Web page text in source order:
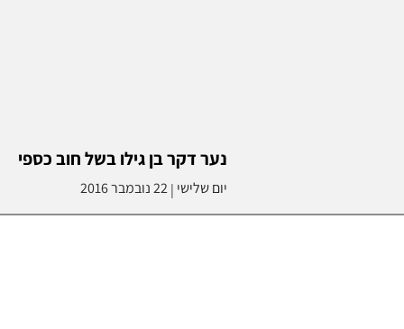
נער דקר בן גילו בשל חוב כספי
יום שלישי |22 נובמבר 2016